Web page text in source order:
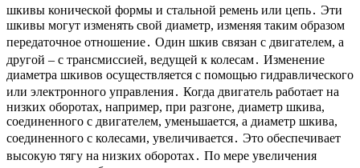
шкивы конической формы и стальной ремень или цепь․ Эти
шкивы могут изменять свой диаметр, изменяя таким образом
передаточное отношение․ Один шкив связан с двигателем, а
другой – с трансмиссией, ведущей к колесам․ Изменение
диаметра шкивов осуществляется с помощью гидравлического
или электронного управления․ Когда двигатель работает на
низких оборотах, например, при разгоне, диаметр шкива,
соединенного с двигателем, уменьшается, а диаметр шкива,
соединенного с колесами, увеличивается․ Это обеспечивает
высокую тягу на низких оборотах․ По мере увеличения